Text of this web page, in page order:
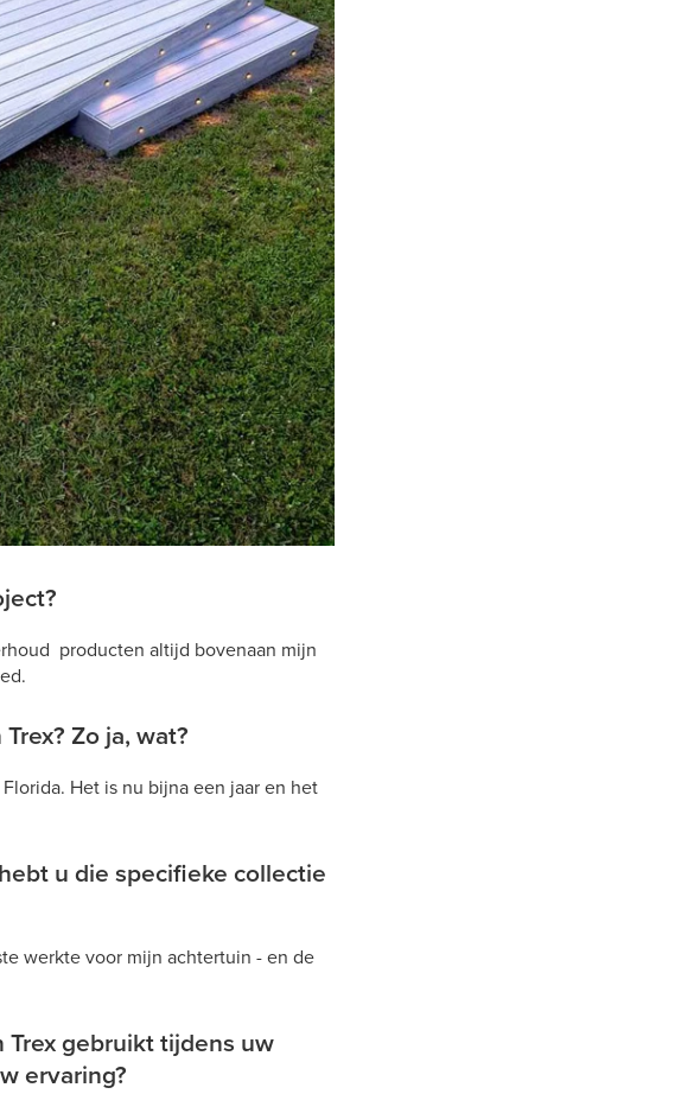
producten altijd bovenaan mijn
Zo ja, wat?
Het is nu bijna een jaar en het
u die specifieke collectie
werkte voor mijn achtertuin - en de
gebruikt tijdens uw
ervaring?